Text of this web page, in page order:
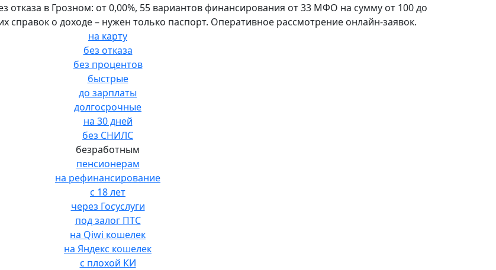
отказа в Грозном: от 0,00%, 55 вариантов финансирования от 33 МФО на сумму от 100 до
справок о доходе – нужен только паспорт. Оперативное рассмотрение онлайн-заявок.
на карту
без отказа
без процентов
быстрые
до зарплаты
долгосрочные
на 30 дней
без СНИЛС
безработным
пенсионерам
на рефинансирование
с 18 лет
через Госуслуги
под залог ПТС
на Qiwi кошелек
на Яндекс кошелек
с плохой КИ